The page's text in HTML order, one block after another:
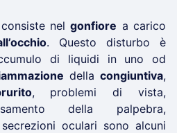
consiste nelgonfiore a carico
. Questo disturbo è
di liquidi in uno od
della congiuntiva,
, problemi di vista,
della palpebra,
oculari sono alcuni